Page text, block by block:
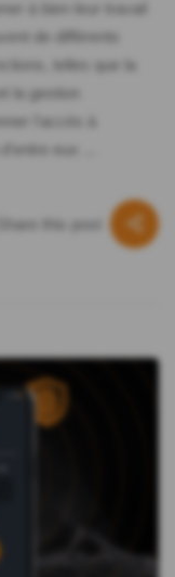
à bien leur travail
de différents
telles que la
la gestion
l'accès à
eux ...
Share this post